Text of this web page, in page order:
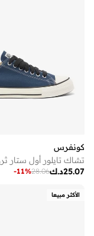
كونفرس
تشاك تايلور أول ستار
د.ك25.07
28.06
-11%
الأكثر مبيعا